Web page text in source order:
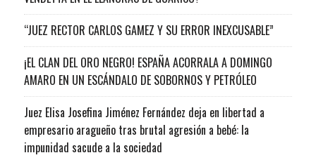
“JUEZ RECTOR CARLOS GAMEZ Y SU ERROR INEXCUSABLE”
¡EL CLAN DEL ORO NEGRO! ESPAÑA ACORRALA A DOMINGO
AMARO EN UN ESCÁNDALO DE SOBORNOS Y PETRÓLEO
Juez Elisa Josefina Jiménez Fernández deja en libertad a
empresario aragueño tras brutal agresión a bebé: la
impunidad sacude a la sociedad